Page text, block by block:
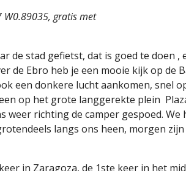
W0.89035, gratis met
de stad gefietst, dat is goed te
de Ebro heb je een mooie kijk op de
een donkere lucht aankomen, snel
op het grote langgerekte plein
weer richting de camper gespoed.
langs ons heen, morgen
in Zaragoza, de 1ste keer in het